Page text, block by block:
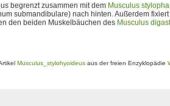
begrenzt zusammen mit dem Musculus
submandibulare) nach hinten. Außerdem
den beiden Muskelbäuchen des Musculus
Musculus_stylohyoideus aus der freien Enzyklopädie